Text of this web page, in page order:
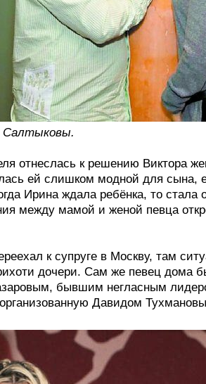
Салтыковы.
отнеслась к решению Виктора
ей слишком модной для
Ирина ждала ребёнка, то
между мамой и женой певца
к супруге в Москву, там
дочери. Сам же певец дома
бывшим негласным
Давидом